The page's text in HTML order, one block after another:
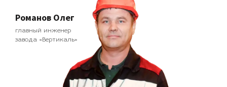
Романов Олег
главный инженер
завода «Вертикаль»